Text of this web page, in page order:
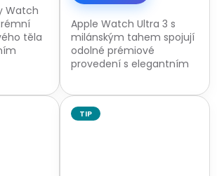
Watch
těla
Elite.
Apple Watch Ultra 3 s
milánským tahem spojují
odolné prémiové
provedení s elegantním
nošení. Střední velikost
tahu dobře sedí na
TIP